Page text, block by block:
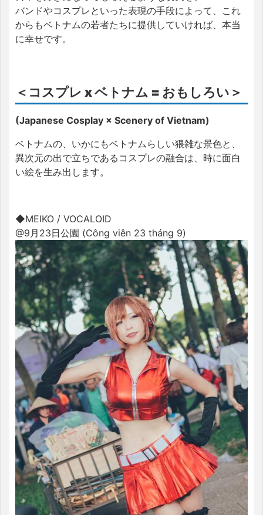
バンドやコスプレといった表現の手段によって、これ
からもベトナムの若者たちに提供していければ、本当
に幸せです。
＜コスプレ x ベトナム = おもしろい＞
(Japanese Cosplay × Scenery of Vietnam)
ベトナムの、いかにもベトナムらしい猥雑な景色と、
異次元の出で立ちであるコスプレの融合は、時に面白
い絵を生み出します。
◆MEIKO / VOCALOID
@9月23日公園 (Công viên 23 tháng 9)